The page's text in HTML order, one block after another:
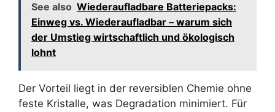
See also Wiederaufladbare Batteriepacks:
Einweg vs. Wiederaufladbar – warum sich
der Umstieg wirtschaftlich und ökologisch
lohnt
Der Vorteil liegt in der reversiblen Chemie ohne
feste Kristalle, was Degradation minimiert. Für